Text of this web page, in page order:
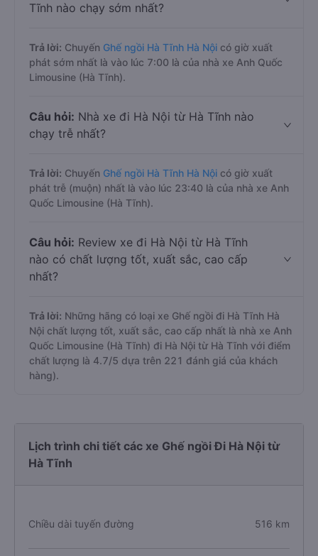
Tĩnh nào chạy sớm nhất?
Trả lời: Chuyến Ghế ngồi Hà Tĩnh Hà Nội có giờ xuất
phát sớm nhất là vào lúc 7:00 là của nhà xe Anh Quốc
Limousine (Hà Tĩnh).
Câu hỏi: Nhà xe đi Hà Nội từ Hà Tĩnh nào
chạy trễ nhất?
Trả lời: Chuyến Ghế ngồi Hà Tĩnh Hà Nội có giờ xuất
phát trễ (muộn) nhất là vào lúc 23:40 là của nhà xe Anh
Quốc Limousine (Hà Tĩnh).
Câu hỏi: Review xe đi Hà Nội từ Hà Tĩnh
nào có chất lượng tốt, xuất sắc, cao cấp
nhất?
Trả lời: Những hãng có loại xe Ghế ngồi đi Hà Tĩnh Hà
Nội chất lượng tốt, xuất sắc, cao cấp nhất là nhà xe Anh
Quốc Limousine (Hà Tĩnh) đi Hà Nội từ Hà Tĩnh với điểm
chất lượng là 4.7/5 dựa trên 221 đánh giá của khách
hàng).
Lịch trình chi tiết các xe Ghế ngồi Đi Hà Nội từ
Hà Tĩnh
Chiều dài tuyến đường 516 km